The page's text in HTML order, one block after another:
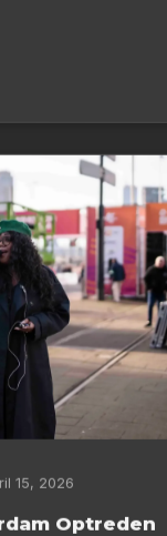
15, 2026
Optreden